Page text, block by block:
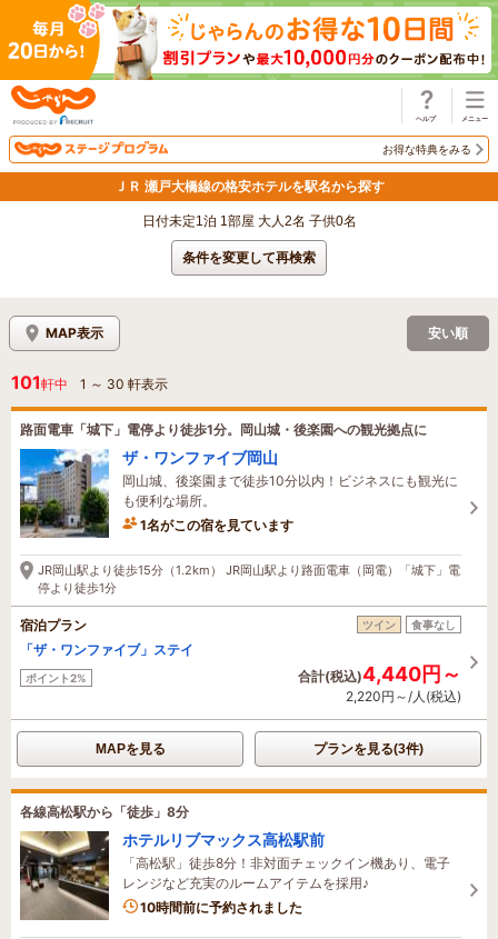
お得な特典をみる
ＪＲ 瀬戸大橋線の格安ホテルを駅名から探す
日付未定1泊 1部屋 大人2名 子供0名
条件を変更して再検索
MAP表示 安い順
101軒中 1 ～ 30 軒表示
路面電車「城下」電停より徒歩1分。岡山城・後楽園への観光拠点に
ザ・ワンファイブ岡山
岡山城、後楽園まで徒歩10分以内！ビジネスにも観光に
も便利な場所。
1名がこの宿を見ています
JR岡山駅より徒歩15分（1.2km） JR岡山駅より路面電車（岡電）「城下」電
停より徒歩1分
宿泊プラン ツイン 食事なし
「ザ・ワンファイブ」ステイ
ポイント2% 合計(税込)4,440円～
2,220円～/人(税込)
MAPを見る プランを見る(3件)
各線高松駅から「徒歩」8分
ホテルリブマックス高松駅前
「高松駅」徒歩8分！非対面チェックイン機あり、電子
レンジなど充実のルームアイテムを採用♪
10時間前に予約されました